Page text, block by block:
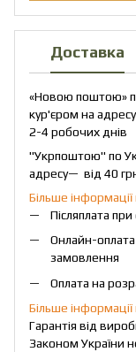
Доставка
«Новою поштою»
кур'єром на
2-4 робочих днів
"Укрпоштою" по
адресу— від 40
Більше
Післяплата
Онлайн-
замовлення
Оплата на
Більше
Гарантія від
Законом України